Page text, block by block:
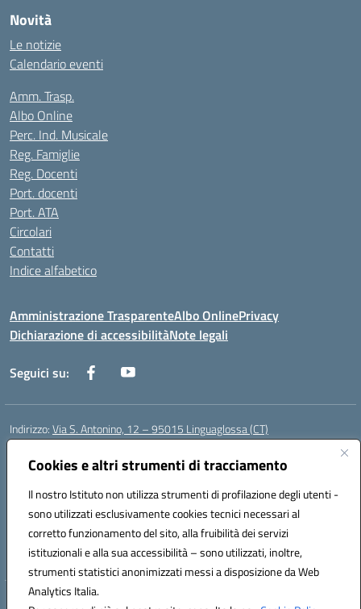
Cookies e altri strumenti di tracciamento
Il nostro Istituto non utilizza strumenti di profilazione degli utenti -
sono utilizzati esclusivamente cookies tecnici necessari al
corretto funzionamento del sito, alla fruibilità dei servizi
istituzionali e alla sua accessibilità – sono utilizzati, inoltre,
strumenti statistici anonimizzati messi a disposizione da Web
Analytics Italia.
Novità
Le notizie
Calendario eventi
Amm. Trasp.
Albo Online
Perc. Ind. Musicale
Reg. Famiglie
Reg. Docenti
Port. docenti
Port. ATA
Circolari
Contatti
Indice alfabetico
Amministrazione TrasparenteAlbo OnlinePrivacy
Dichiarazione di accessibilitàNote legali
Seguici su:
Indirizzo:Via S. Antonino, 12 – 95015 Linguaglossa (CT)
Centralino:
Posta elettronica certificata (PEC):ctic83200r@pec.istruzione.it
Codice fiscale: 83002470876
Codice meccanografico:CTIC83200R
Codice Indice delle Pubbliche Amministrazioni (IPA): istsc_CTIC83200R
Codice unico di fatturazione (CUF): UF7TEB
Hosting & Powered by 3D Solution S.r.l.